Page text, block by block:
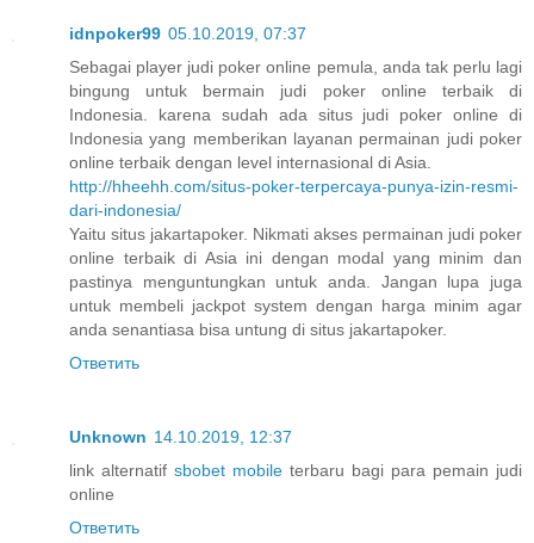
idnpoker99 05.10.2019, 07:37
Sebagai player judi poker online pemula, anda tak perlu lagi
bingung untuk bermain judi poker online terbaik di
Indonesia. karena sudah ada situs judi poker online di
Indonesia yang memberikan layanan permainan judi poker
online terbaik dengan level internasional di Asia.
http://hheehh.com/situs-poker-terpercaya-punya-izin-resmi-
dari-indonesia/
Yaitu situs jakartapoker. Nikmati akses permainan judi poker
online terbaik di Asia ini dengan modal yang minim dan
pastinya menguntungkan untuk anda. Jangan lupa juga
untuk membeli jackpot system dengan harga minim agar
anda senantiasa bisa untung di situs jakartapoker.
Ответить
Unknown 14.10.2019, 12:37
link alternatif sbobet mobile terbaru bagi para pemain judi
online
Ответить